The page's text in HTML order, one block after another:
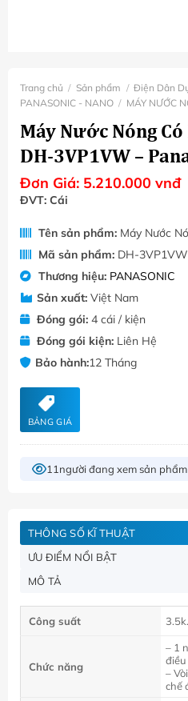
Trang chủ / Sản phẩm / Điện Dân
PANASONIC - NANO / MÁY NƯỚC
Máy Nước Nóng
DH-3VP1VW –
Đơn Giá: 5.210.000 vnđ
ĐVT: Cái
Tên sản phẩm:Máy Nước
Mã sản phẩm:DH-3VP1VW
Thương hiệu: PANASONIC
Sản xuất:Việt Nam
Đóng gói:4 cái / kiện
Đóng gói kiện:Liên Hệ
Bảo hành:12 Tháng
BẢNG GIÁ
11người đang xem sản
THÔNG SỐ KĨ THUẬT
ƯU ĐIỂM NỔI BẬT
MÔ TẢ
Công suất
Chức năng
– 1
–
chế